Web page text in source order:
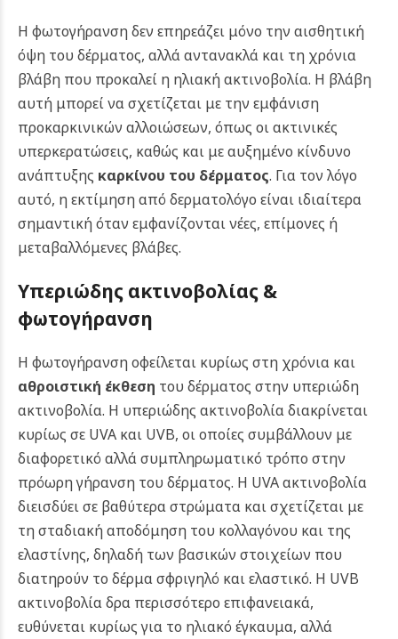
Η φωτογήρανση δεν επηρεάζει μόνο την αισθητική
όψη του δέρματος, αλλά αντανακλά και τη χρόνια
βλάβη που προκαλεί η ηλιακή ακτινοβολία. Η βλάβη
αυτή μπορεί να σχετίζεται με την εμφάνιση
προκαρκινικών αλλοιώσεων, όπως οι ακτινικές
υπερκερατώσεις, καθώς και με αυξημένο κίνδυνο
ανάπτυξης καρκίνου του δέρματος. Για τον λόγο
αυτό, η εκτίμηση από δερματολόγο είναι ιδιαίτερα
σημαντική όταν εμφανίζονται νέες, επίμονες ή
μεταβαλλόμενες βλάβες.
Υπεριώδης ακτινοβολίας &
φωτογήρανση
Η φωτογήρανση οφείλεται κυρίως στη χρόνια και
αθροιστική έκθεση του δέρματος στην υπεριώδη
ακτινοβολία. Η υπεριώδης ακτινοβολία διακρίνεται
κυρίως σε UVA και UVB, οι οποίες συμβάλλουν με
διαφορετικό αλλά συμπληρωματικό τρόπο στην
πρόωρη γήρανση του δέρματος. Η UVA ακτινοβολία
διεισδύει σε βαθύτερα στρώματα και σχετίζεται με
τη σταδιακή αποδόμηση του κολλαγόνου και της
ελαστίνης, δηλαδή των βασικών στοιχείων που
διατηρούν το δέρμα σφριγηλό και ελαστικό. Η UVB
ακτινοβολία δρα περισσότερο επιφανειακά,
ευθύνεται κυρίως για το ηλιακό έγκαυμα, αλλά